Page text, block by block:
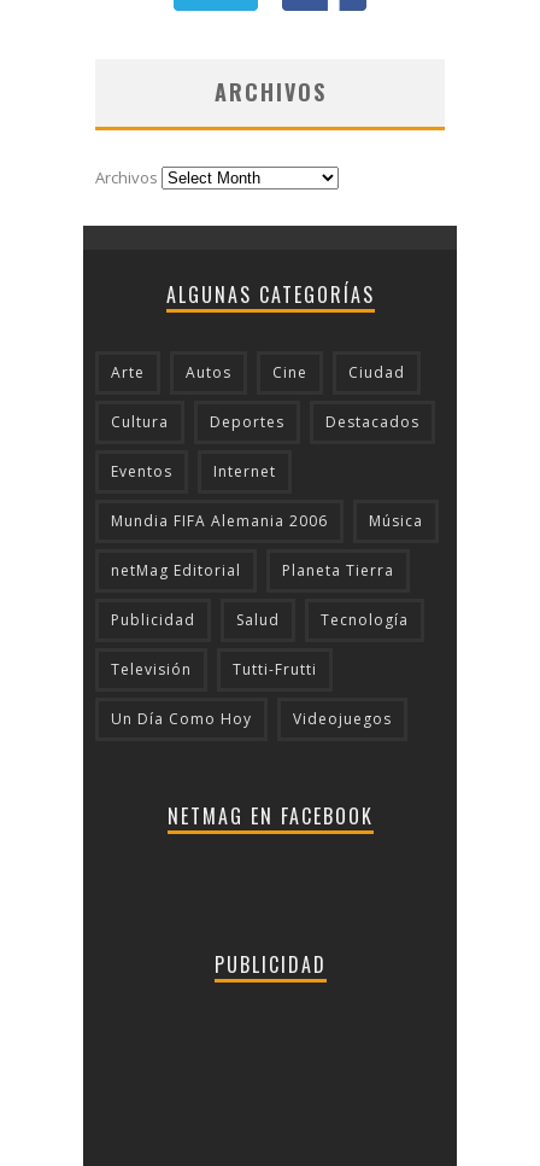
ARCHIVOS
Archivos
ALGUNAS CATEGORÍAS
Arte Autos Cine Ciudad
Cultura Deportes Destacados
Eventos Internet
Mundia FIFA Alemania 2006 Música
netMag Editorial Planeta Tierra
Publicidad Salud Tecnologí­a
Televisión Tutti-Frutti
Un Día Como Hoy Videojuegos
NETMAG EN FACEBOOK
PUBLICIDAD